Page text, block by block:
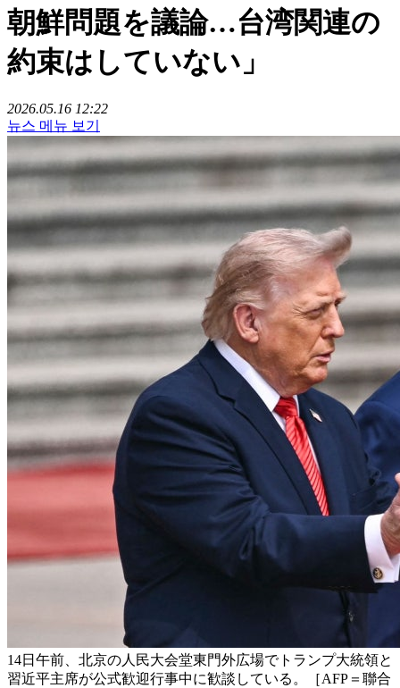
朝鮮問題を議論…台湾関連の
約束はしていない」
2026.05.16 12:22
뉴스 메뉴 보기
14日午前、北京の人民大会堂東門外広場でトランプ大統領と
習近平主席が公式歓迎行事中に歓談している。［AFP＝聯合